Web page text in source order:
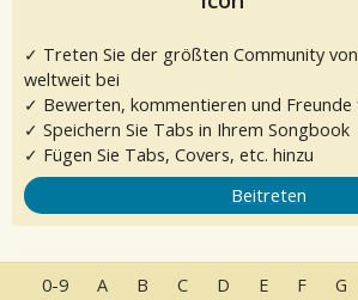
✓ Treten Sie der größten Community
weltweit bei
✓ Bewerten, kommentieren und Freunde
✓ Speichern Sie Tabs in Ihrem Songbook
✓ Fügen Sie Tabs, Covers, etc. hinzu
Beitreten
0-9 A B C D E F G